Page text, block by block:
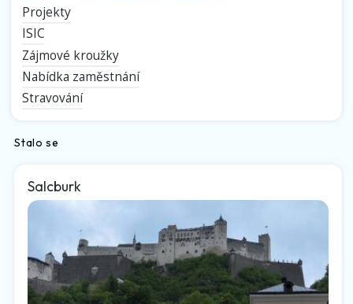
Projekty
ISIC
Zájmové kroužky
Nabídka zaměstnání
Stravování
Stalo se
Salcburk